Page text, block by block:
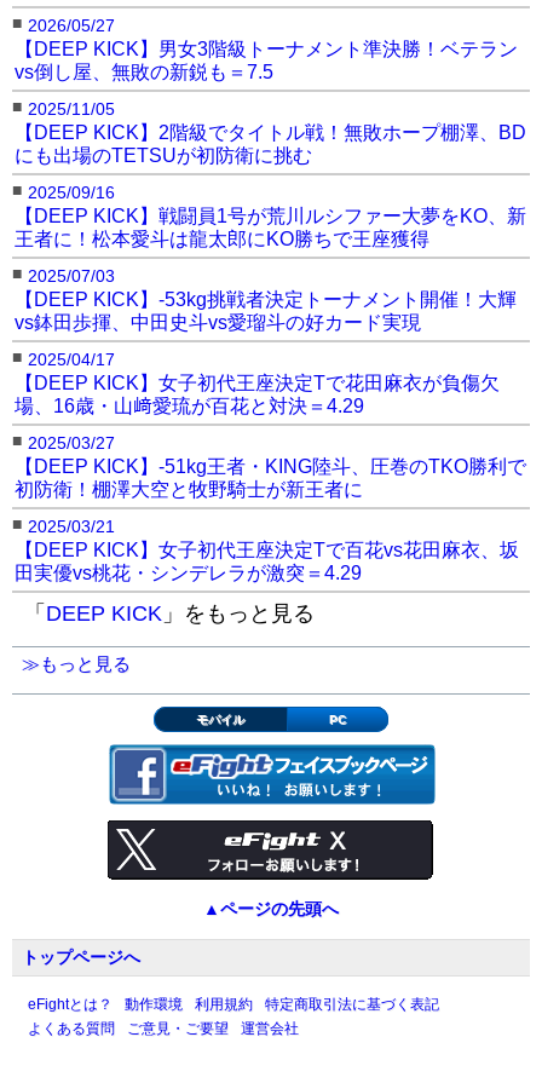
■ 2026/05/27
【DEEP KICK】男女3階級トーナメント準決勝！ベテラン
vs倒し屋、無敗の新鋭も＝7.5
■ 2025/11/05
【DEEP KICK】2階級でタイトル戦！無敗ホープ棚澤、BD
にも出場のTETSUが初防衛に挑む
■ 2025/09/16
【DEEP KICK】戦闘員1号が荒川ルシファー大夢をKO、新
王者に！松本愛斗は龍太郎にKO勝ちで王座獲得
■ 2025/07/03
【DEEP KICK】-53kg挑戦者決定トーナメント開催！大輝
vs鉢田歩揮、中田史斗vs愛瑠斗の好カード実現
■ 2025/04/17
【DEEP KICK】女子初代王座決定Tで花田麻衣が負傷欠
場、16歳・山﨑愛琉が百花と対決＝4.29
■ 2025/03/27
【DEEP KICK】-51kg王者・KING陸斗、圧巻のTKO勝利で
初防衛！棚澤大空と牧野騎士が新王者に
■ 2025/03/21
【DEEP KICK】女子初代王座決定Tで百花vs花田麻衣、坂
田実優vs桃花・シンデレラが激突＝4.29
「 DEEP KICK 」をもっと見る
≫もっと見る
モバイル PC
▲ページの先頭へ
トップページへ
eFightとは？ 動作環境 利用規約
特定商取引法に基づく表記
よくある質問
ご意見・ご要望 運営会社